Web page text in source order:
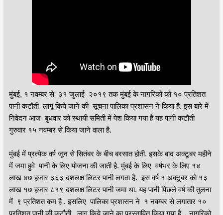
मुंबई, १ नवम्बर से ३१ जुलाई २०१९ तक मुंबई के नागरिकों को १० प्रतिशत
पानी कटौती लागू किये जाने की सूचना पालिका प्रशासन ने किया है. इस बारे में
निवेदन आज बुधवार को स्थायी समिती में पेश किया गया है यह पानी कटौती
गुरुवार १५ नवम्बर से किया जाने वाला है.
मुंबई में प्रत्येक वर्ष जून से सितंबर के बीच बरसात होती. इसके बाद अक्टूबर महीने
में जमा हुवे पानी के लिए योजना की जाती है. मुंबई के लिए वर्षभर के लिए १४
लाख ४७ हजार ३६३ दशलक्ष लिटर पानी लगता है. इस वर्ष १ अक्टूबर को १३
लाख १७ हजार ८१९ दशलक्ष लिटर पानी जमा था. यह पानी पिछले वर्ष की तुलना
में ९ प्रतिशत कम है . इसलिए पालिका प्रशासन ने १ नवम्बर से लगातार १०